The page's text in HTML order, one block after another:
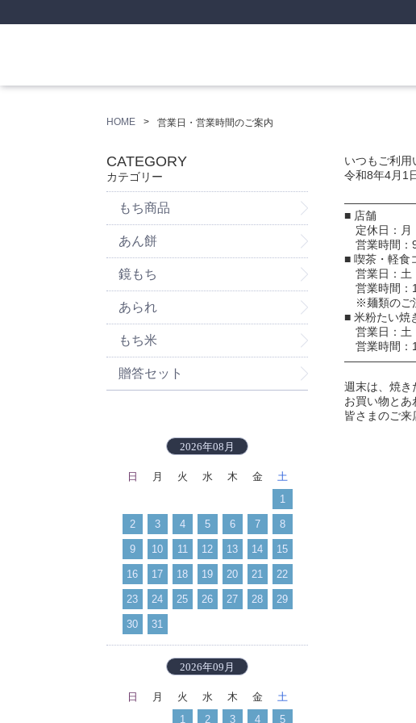
HOME 営業日・営業時間のご案内
いつもご利用
令和8年4月1
■ 店舗
定休日：月
営業時間：
■ 喫茶・軽食
営業日：土
営業時間：
※麺類のご
■ 米粉たい焼
営業日：土
営業時間：
週末は、焼き
お買い物とあ
皆さまのご来
CATEGORY
カテゴリー
もち商品
あん餅
鏡もち
あられ
もち米
贈答セット
2026年08月
日 月 火 水 木 金
土
1
2 3 4 5 6 7 8
9 10 11 12 13 14 15
16 17 18 19 20 21 22
23 24 25 26 27 28 29
30 31
2026年09月
日 月 火 水 木 金
土
1
2 3 4 5